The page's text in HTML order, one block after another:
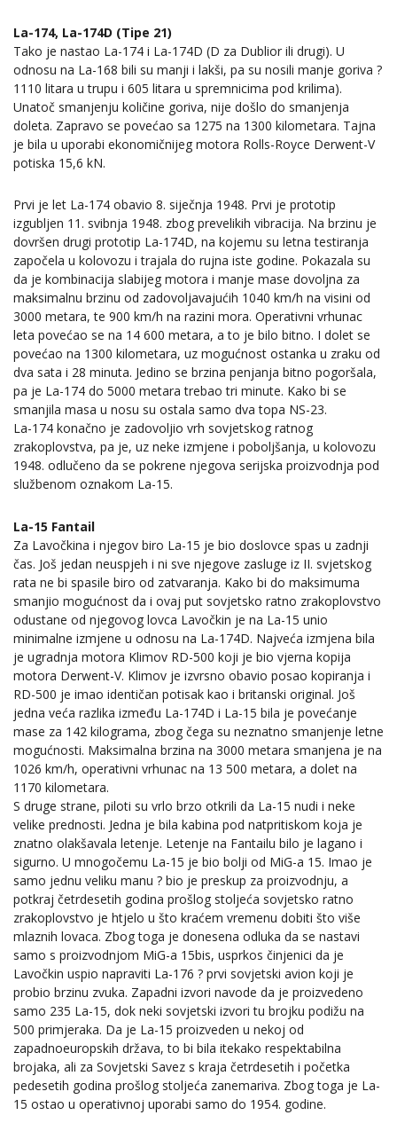
La-174, La-174D (Tipe 21)
Tako je nastao La-174 i La-174D (D za Dublior ili drugi). U
odnosu na La-168 bili su manji i lakši, pa su nosili manje goriva ?
1110 litara u trupu i 605 litara u spremnicima pod krilima).
Unatoč smanjenju količine goriva, nije došlo do smanjenja
doleta. Zapravo se povećao sa 1275 na 1300 kilometara. Tajna
je bila u uporabi ekonomičnijeg motora Rolls-Royce Derwent-V
potiska 15,6 kN.
Prvi je let La-174 obavio 8. siječnja 1948. Prvi je prototip
izgubljen 11. svibnja 1948. zbog prevelikih vibracija. Na brzinu je
dovršen drugi prototip La-174D, na kojemu su letna testiranja
započela u kolovozu i trajala do rujna iste godine. Pokazala su
da je kombinacija slabijeg motora i manje mase dovoljna za
maksimalnu brzinu od zadovoljavajućih 1040 km/h na visini od
3000 metara, te 900 km/h na razini mora. Operativni vrhunac
leta povećao se na 14 600 metara, a to je bilo bitno. I dolet se
povećao na 1300 kilometara, uz mogućnost ostanka u zraku od
dva sata i 28 minuta. Jedino se brzina penjanja bitno pogoršala,
pa je La-174 do 5000 metara trebao tri minute. Kako bi se
smanjila masa u nosu su ostala samo dva topa NS-23.
La-174 konačno je zadovoljio vrh sovjetskog ratnog
zrakoplovstva, pa je, uz neke izmjene i poboljšanja, u kolovozu
1948. odlučeno da se pokrene njegova serijska proizvodnja pod
službenom oznakom La-15.
La-15 Fantail
Za Lavočkina i njegov biro La-15 je bio doslovce spas u zadnji
čas. Još jedan neuspjeh i ni sve njegove zasluge iz II. svjetskog
rata ne bi spasile biro od zatvaranja. Kako bi do maksimuma
smanjio mogućnost da i ovaj put sovjetsko ratno zrakoplovstvo
odustane od njegovog lovca Lavočkin je na La-15 unio
minimalne izmjene u odnosu na La-174D. Najveća izmjena bila
je ugradnja motora Klimov RD-500 koji je bio vjerna kopija
motora Derwent-V. Klimov je izvrsno obavio posao kopiranja i
RD-500 je imao identičan potisak kao i britanski original. Još
jedna veća razlika između La-174D i La-15 bila je povećanje
mase za 142 kilograma, zbog čega su neznatno smanjenje letne
mogućnosti. Maksimalna brzina na 3000 metara smanjena je na
1026 km/h, operativni vrhunac na 13 500 metara, a dolet na
1170 kilometara.
S druge strane, piloti su vrlo brzo otkrili da La-15 nudi i neke
velike prednosti. Jedna je bila kabina pod natpritiskom koja je
znatno olakšavala letenje. Letenje na Fantailu bilo je lagano i
sigurno. U mnogočemu La-15 je bio bolji od MiG-a 15. Imao je
samo jednu veliku manu ? bio je preskup za proizvodnju, a
potkraj četrdesetih godina prošlog stoljeća sovjetsko ratno
zrakoplovstvo je htjelo u što kraćem vremenu dobiti što više
mlaznih lovaca. Zbog toga je donesena odluka da se nastavi
samo s proizvodnjom MiG-a 15bis, usprkos činjenici da je
Lavočkin uspio napraviti La-176 ? prvi sovjetski avion koji je
probio brzinu zvuka. Zapadni izvori navode da je proizvedeno
samo 235 La-15, dok neki sovjetski izvori tu brojku podižu na
500 primjeraka. Da je La-15 proizveden u nekoj od
zapadnoeuropskih država, to bi bila itekako respektabilna
brojaka, ali za Sovjetski Savez s kraja četrdesetih i početka
pedesetih godina prošlog stoljeća zanemariva. Zbog toga je La-
15 ostao u operativnoj uporabi samo do 1954. godine.